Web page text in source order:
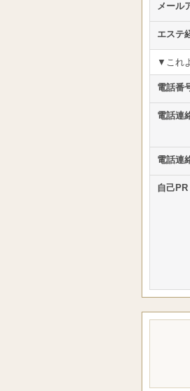
メール
エステ
▼これ
電話番
電話
電話
自己